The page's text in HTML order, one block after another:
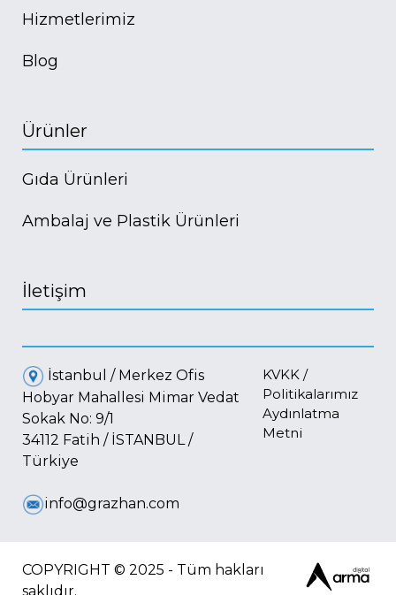
Hizmetlerimiz
Blog
Ürünler
Gıda Ürünleri
Ambalaj ve Plastik Ürünleri
İletişim
İstanbul / Merkez Ofis
Hobyar Mahallesi Mimar Vedat
Sokak No: 9/1
34112 Fatih / İSTANBUL /
Türkiye
info@grazhan.com
KVKK /
Politikalarımız
Aydınlatma
Metni
COPYRIGHT © 2025 - Tüm hakları
saklıdır.